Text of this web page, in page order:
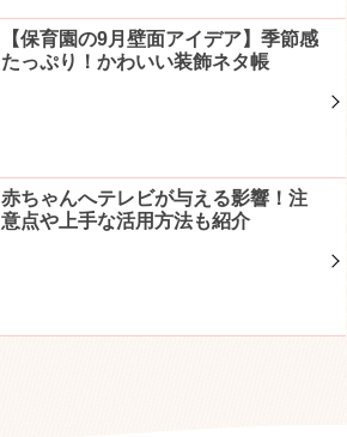
【保育園の9月壁面アイデア】季節感
たっぷり！かわいい装飾ネタ帳
赤ちゃんへテレビが与える影響！注
意点や上手な活用方法も紹介